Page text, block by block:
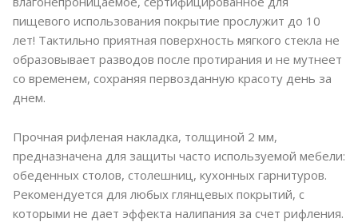
пищевого использования покрытие прослужит до 10
лет! Тактильно приятная поверхность мягкого стекла не
образовывает разводов после протирания и не мутнеет
со временем, сохраняя первозданную красоту день за
днем.
Прочная рифленая накладка, толщиной 2 мм,
предназначена для защиты часто используемой мебели:
обеденных столов, столешниц, кухонных гарнитуров.
Рекомендуется для любых глянцевых покрытий, с
которыми не дает эффекта налипания за счет рифления.